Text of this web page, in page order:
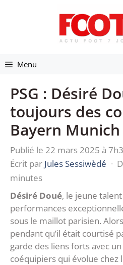
Menu
PSG : Désiré
toujours des
Bayern Munich
Publié le 22 mars 2025 à
Écrit par Jules Sessiwèdé ·
minutes
Désiré Doué, le jeune
performances
sous le maillot parisien.
pendant qu’il était courtisé
garde des liens forts avec
coéquipiers qui évolue chez